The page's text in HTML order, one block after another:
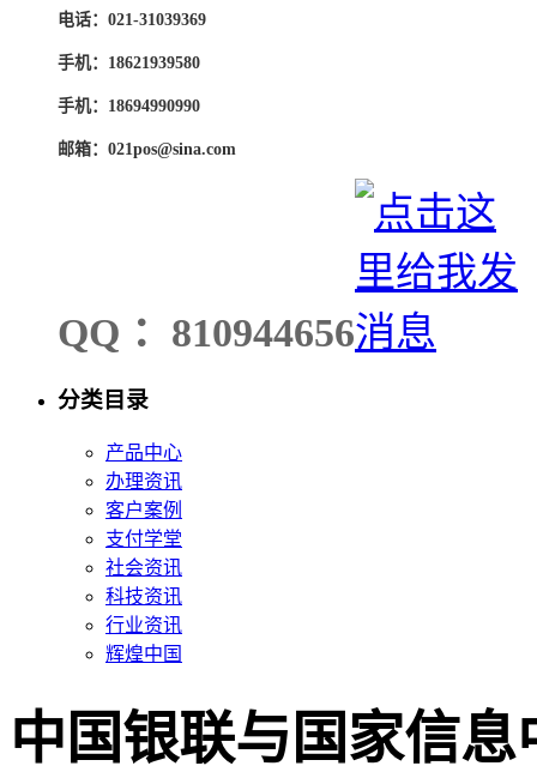
电话：021-31039369
手机：18621939580
手机：18694990990
邮箱：021pos@sina.com
QQ ：810944656
分类目录
产品中心
办理资讯
客户案例
支付学堂
社会资讯
科技资讯
行业资讯
辉煌中国
中国银联与国家信